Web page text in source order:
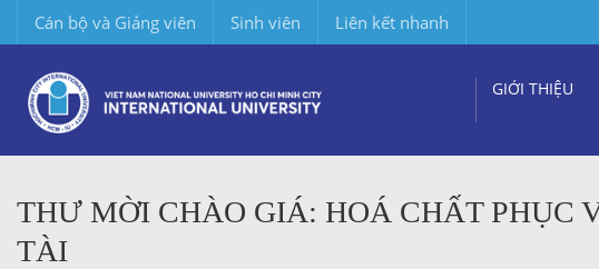
Cán bộ và Giảng viên Sinh viên Liên kết nhanh
GIỚI THIỆU
THƯ MỜI CHÀO GIÁ: HOÁ CHẤT PHỤC
TÀI